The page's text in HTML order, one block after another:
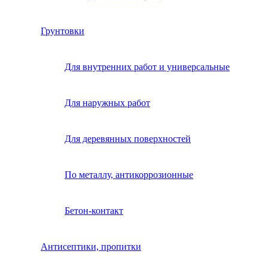
Грунтовки
Для внутренних работ и универсальные
Для наружных работ
Для деревянных поверхностей
По металлу, антикоррозионные
Бетон-контакт
Антисептики, пропитки